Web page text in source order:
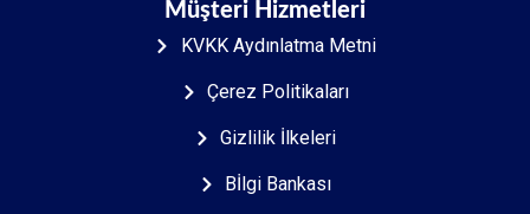
Müşteri Hizmetleri
KVKK Aydınlatma Metni
Çerez Politikaları
Gizlilik İlkeleri
Bİlgi Bankası